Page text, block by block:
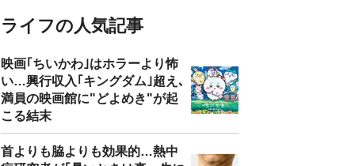
ライフの人気記事
映画｢ちいかわ｣はホラーより怖
い…興行収入｢キングダム｣超え､
満員の映画館に"どよめき"が起
こる結末
首よりも脇よりも効果的…熱中